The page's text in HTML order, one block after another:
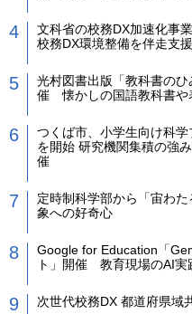
文科省の校務DX加速化事
校務DX環境整備を伴走支援
光村図書出版「教科書の
催 懐かしの国語教科書や
つくば市、小学生向け科学
を開始 研究機関集積の強
催
定時制科学部から「宙わ
象への好奇心
Google for Education「
ト」開催 教育現場のAI実
次世代校務DX 都道府県域